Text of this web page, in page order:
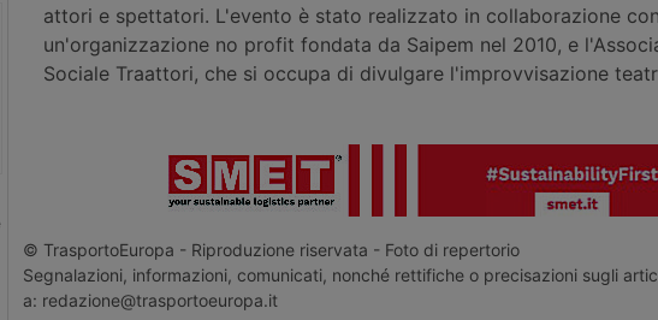
attori e spettatori. L'evento è stato realizzato in collaborazione
un'organizzazione no profit fondata da Saipem nel 2010, e
Sociale Traattori, che si occupa di divulgare l'improvvisazione
© TrasportoEuropa - Riproduzione riservata - Foto di repertorio
Segnalazioni, informazioni, comunicati, nonché rettifiche o precisazioni sugli
a: redazione@trasportoeuropa.it